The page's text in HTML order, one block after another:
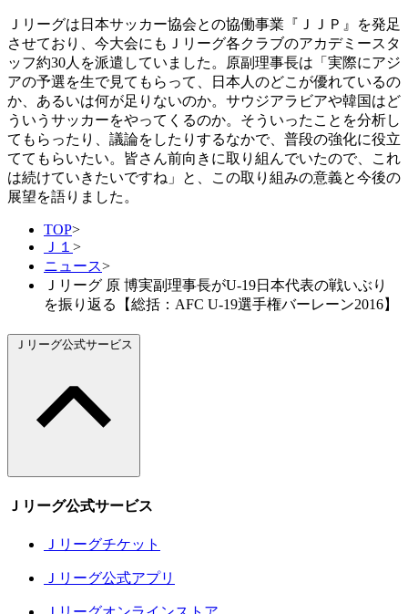
Ｊリーグは日本サッカー協会との協働事業『ＪＪＰ』を発足
させており、今大会にもＪリーグ各クラブのアカデミースタ
ッフ約30人を派遣していました。原副理事長は「実際にアジ
アの予選を生で見てもらって、日本人のどこが優れているの
か、あるいは何が足りないのか。サウジアラビアや韓国はど
ういうサッカーをやってくるのか。そういったことを分析し
てもらったり、議論をしたりするなかで、普段の強化に役立
ててもらいたい。皆さん前向きに取り組んでいたので、これ
は続けていきたいですね」と、この取り組みの意義と今後の
展望を語りました。
TOP>
Ｊ１ >
ニュース>
Ｊリーグ 原 博実副理事長がU-19日本代表の戦いぶり
を振り返る【総括：AFC U-19選手権バーレーン2016】
Ｊリーグ公式サービス
Ｊリーグ公式サービス
Ｊリーグチケット
Ｊリーグ公式アプリ